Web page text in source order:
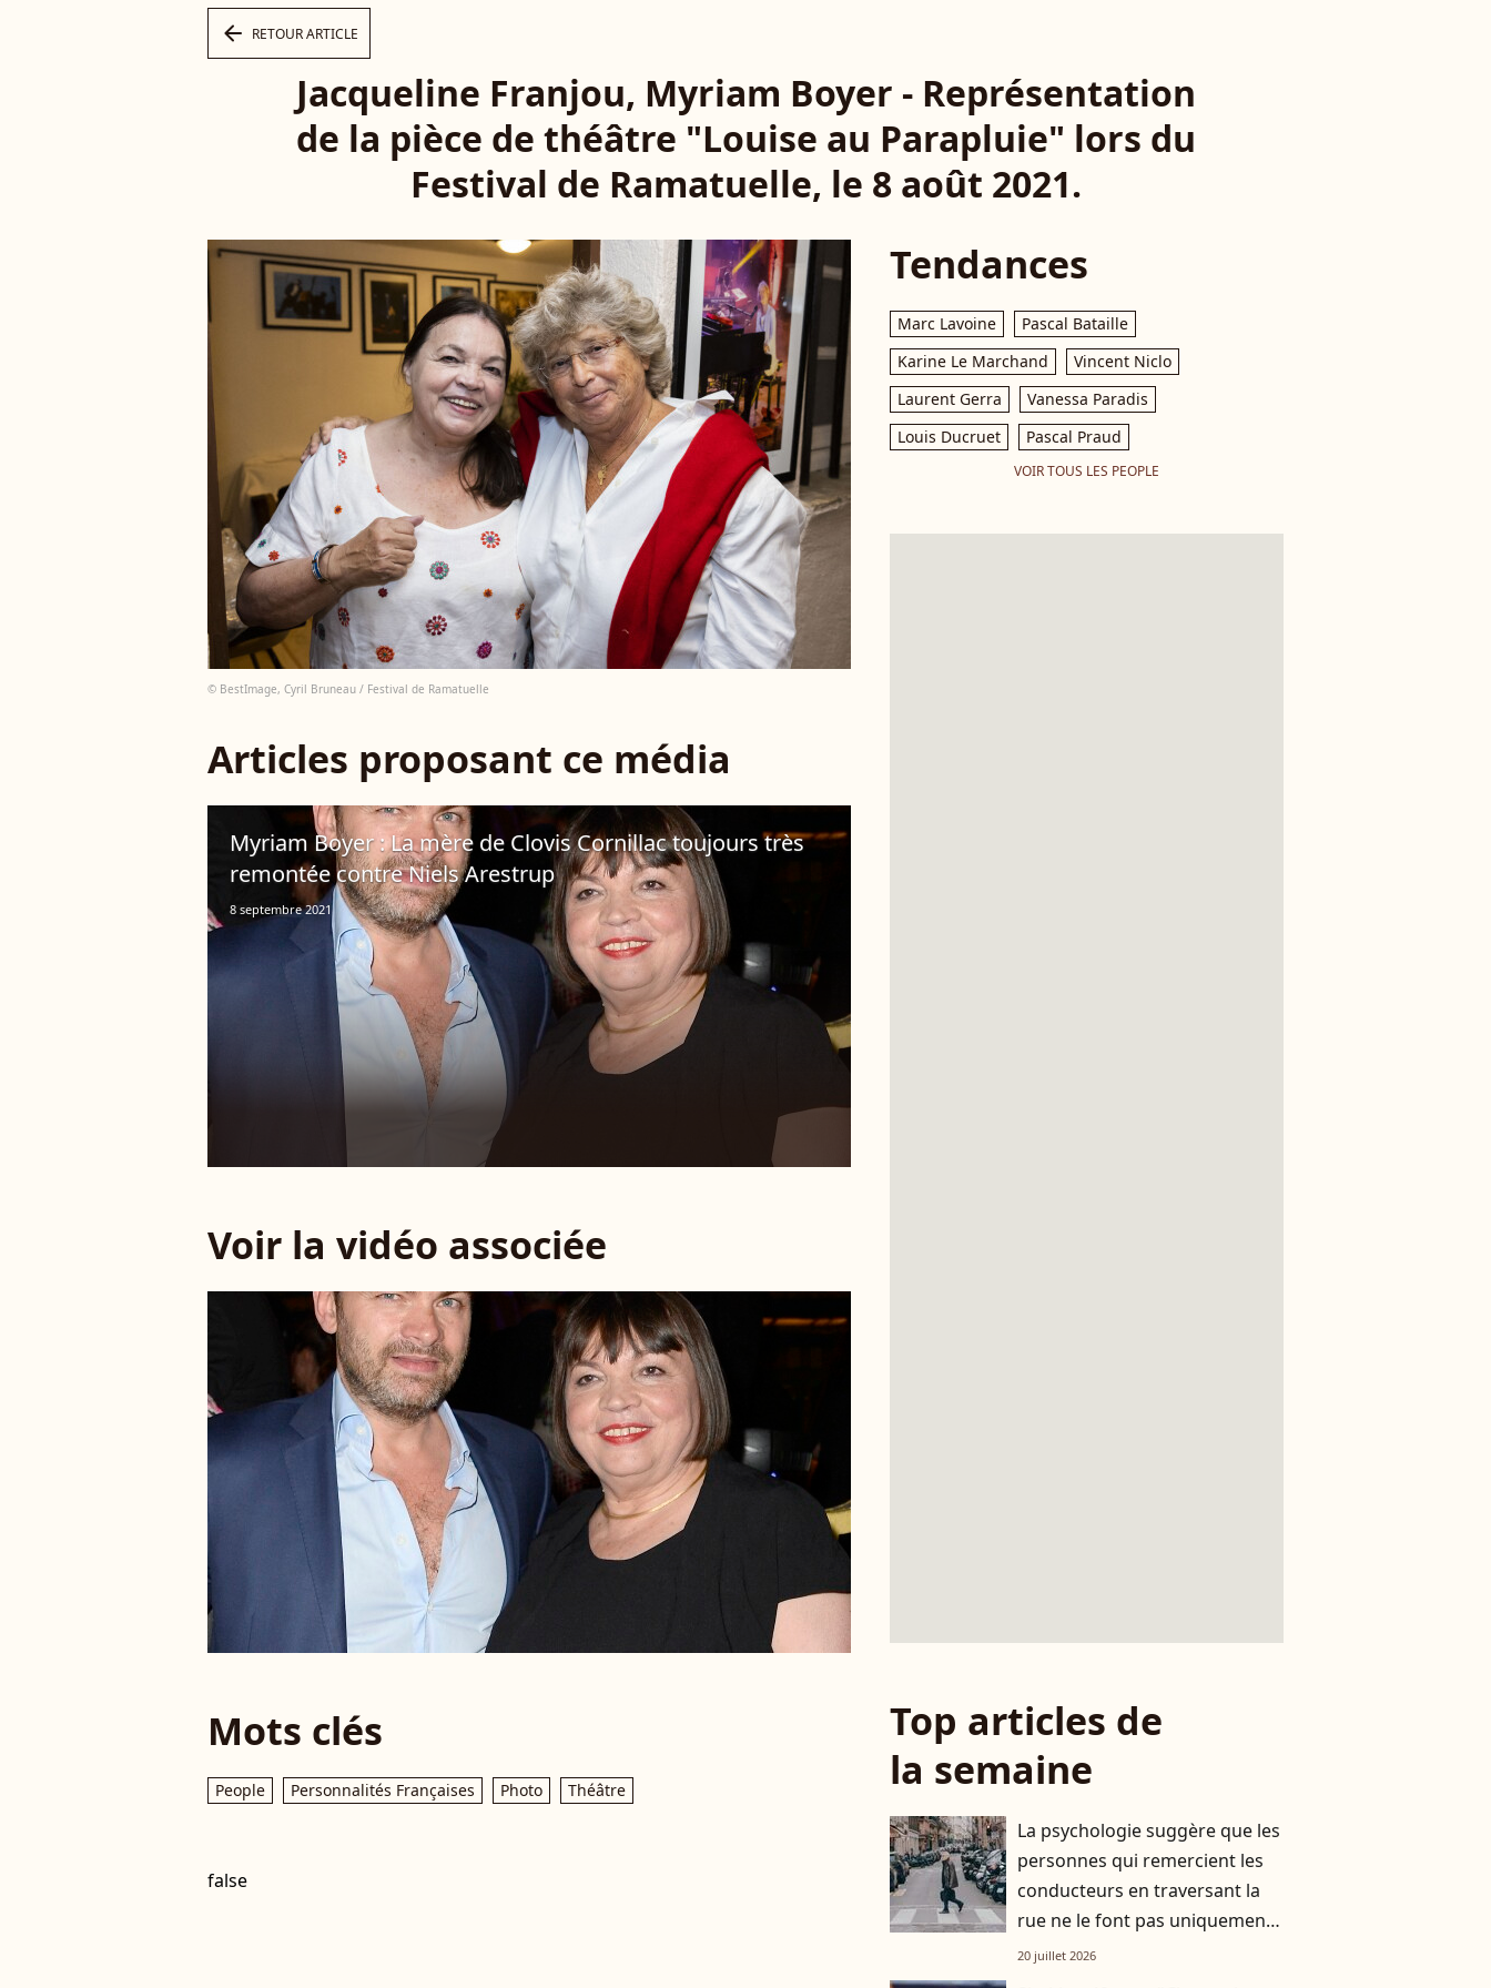
arrow_left RETOUR ARTICLE
Jacqueline Franjou, Myriam Boyer - Représentation
de la pièce de théâtre "Louise au Parapluie" lors du
Festival de Ramatuelle, le 8 août 2021.
© BestImage, Cyril Bruneau / Festival de Ramatuelle
Articles proposant ce média
Myriam Boyer : La mère de Clovis Cornillac toujours très
remontée contre Niels Arestrup
8 septembre 2021
Voir la vidéo associée
Mots clés
People Personnalités Françaises Photo Théâtre
false
Tendances
Marc Lavoine
Pascal Bataille
Karine Le Marchand
Vincent Niclo
Laurent Gerra
Vanessa Paradis
Louis Ducruet
Pascal Praud
VOIR TOUS LES PEOPLE
Top articles de
la semaine
La psychologie suggère que les
personnes qui remercient les
conducteurs en traversant la
rue ne le font pas uniquement
par gratitude
20 juillet 2026